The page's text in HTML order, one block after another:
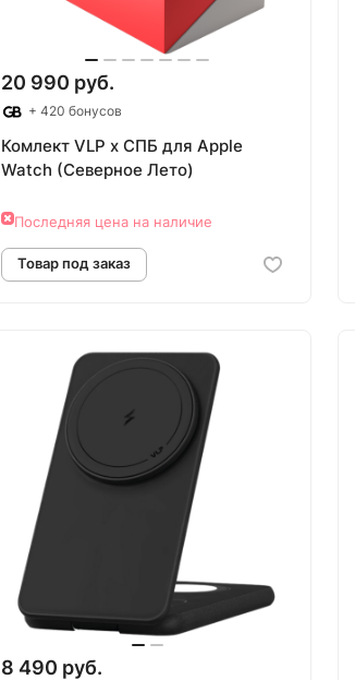
20 990 руб.
+ 420 бонусов
Комлект VLP x СПБ для Apple
Watch (Северное Лето)
Последняя цена на наличие
Товар под заказ
8 490 руб.